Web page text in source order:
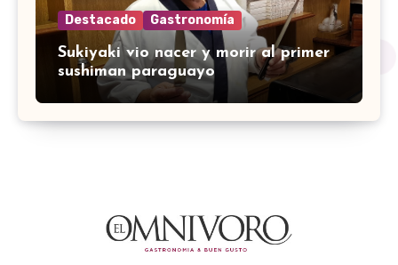
Destacado Gastronomía
Sukiyaki vio nacer y morir al primer
sushiman paraguayo